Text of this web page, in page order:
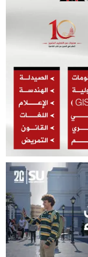
الاصطناعي
المزيد ‹
يضع
الهجمات فورًا